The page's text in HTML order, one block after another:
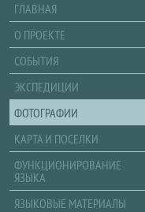
ГЛАВНАЯ
О ПРОЕКТЕ
СОБЫТИЯ
ЭКСПЕДИЦИИ
ФОТОГРАФИИ
КАРТА И ПОСЕЛКИ
ФУНКЦИОНИРОВАНИЕ
ЯЗЫКА
ЯЗЫКОВЫЕ МАТЕРИАЛЫ